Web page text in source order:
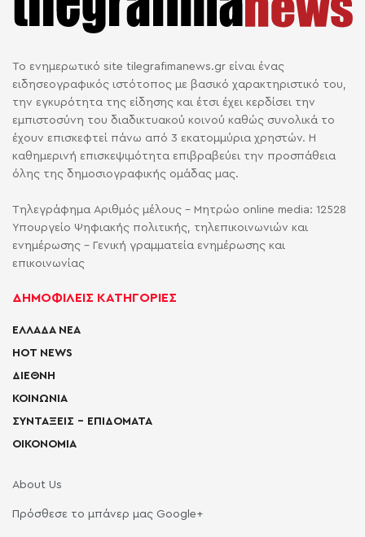
Το ενημερωτικό site tilegrafimanews.gr είναι ένας
ειδησεογραφικός ιστότοπος με βασικό χαρακτηριστικό του,
την εγκυρότητα της είδησης και έτσι έχει κερδίσει την
εμπιστοσύνη του διαδικτυακού κοινού καθώς συνολικά το
έχουν επισκεφτεί πάνω από 3 εκατομμύρια χρηστών. Η
καθημερινή επισκεψιμότητα επιβραβεύει την προσπάθεια
όλης της δημοσιογραφικής ομάδας μας.
Τηλεγράφημα Αριθμός μέλους - Μητρώο online media: 12528
Υπουργείο Ψηφιακής πολιτικής, τηλεπικοινωνιών και
ενημέρωσης - Γενική γραμματεία ενημέρωσης και
επικοινωνίας
ΔΗΜΟΦΙΛΕΙΣ ΚΑΤΗΓΟΡΙΕΣ
ΕΛΛΑΔΑ ΝΕΑ
HOT NEWS
ΔΙΕΘΝΗ
ΚΟΙΝΩΝΙΑ
ΣΥΝΤΑΞΕΙΣ – ΕΠΙΔΟΜΑΤΑ
ΟΙΚΟΝΟΜΙΑ
About Us
Πρόσθεσε το μπάνερ μας Google+